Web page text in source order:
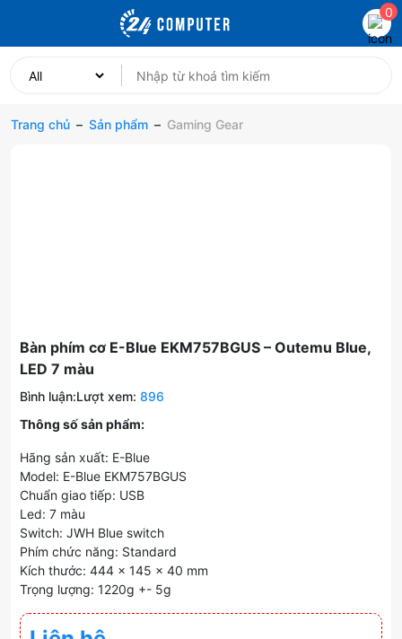
0
Trang chủ – Sản phẩm – Gaming Gear
Bàn phím cơ E-Blue EKM757BGUS – Outemu Blue,
LED 7 màu
Bình luận:Lượt xem: 896
Thông số sản phẩm:
Hãng sản xuất: E-Blue
Model: E-Blue EKM757BGUS
Chuẩn giao tiếp: USB
Led: 7 màu
Switch: JWH Blue switch
Phím chức năng: Standard
Kích thước: 444 x 145 x 40 mm
Trọng lượng: 1220g +- 5g